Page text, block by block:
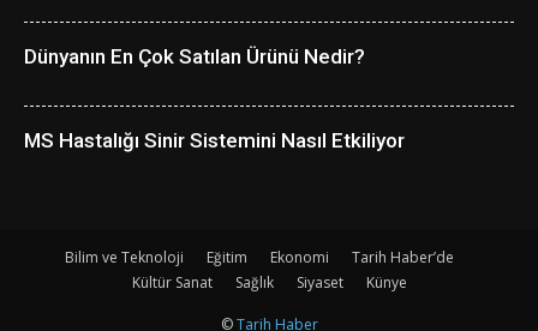
Dünyanın En Çok Satılan Ürünü Nedir?
MS Hastalığı Sinir Sistemini Nasıl Etkiliyor
Bilim ve Teknoloji Eğitim Ekonomi
Tarih Haber’de
Kültür Sanat
Sağlık Siyaset Künye
©Tarih Haber